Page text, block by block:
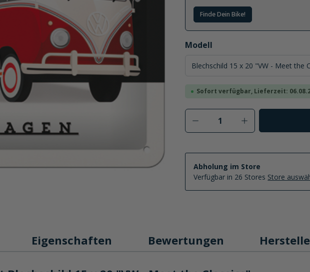
Finde Dein Bike!
Modell
auswählen
Sofort verfügbar, Lieferzeit:
Produkt Anzahl: Gib
Abholung im Store
Verfügbar in 26 Stores Store
Eigenschaften Bewertungen